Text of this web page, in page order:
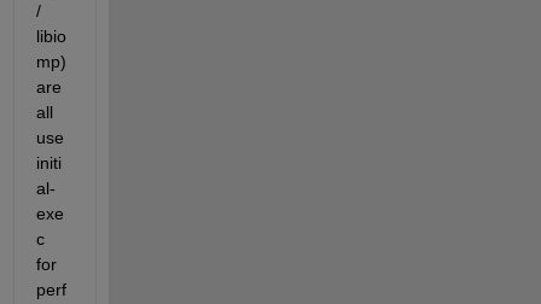
/
libio
mp)
are
all
use
initi
al-
exe
c
for
perf